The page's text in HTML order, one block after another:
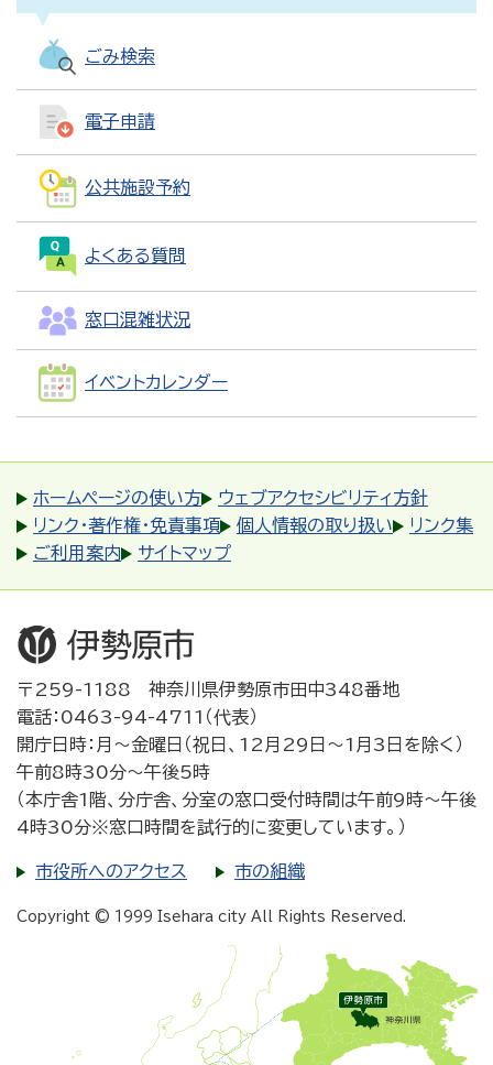
ごみ検索
電子申請
公共施設予約
よくある質問
窓口混雑状況
イベントカレンダー
ホームページの使い方
ウェブアクセシビリティ方針
リンク・著作権・免責事項
個人情報の取り扱い
リンク集
ご利用案内
サイトマップ
〒259-1188 神奈川県伊勢原市田中348番地
電話：0463-94-4711（代表）
開庁日時：月～金曜日（祝日、12月29日～1月3日を除く）
午前8時30分～午後5時
（本庁舎1階、分庁舎、分室の窓口受付時間は午前9時～午後
4時30分※窓口時間を試行的に変更しています。）
市役所へのアクセス 市の組織
Copyright © 1999 Isehara city All Rights Reserved.